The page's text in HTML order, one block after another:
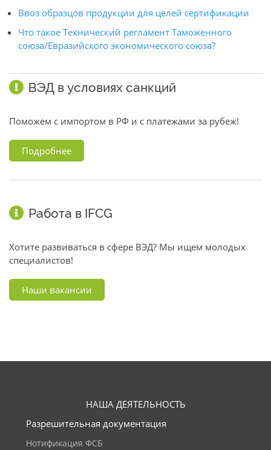
Ввоз образцов продукции для целей сертификации
Что такое Технический регламент Таможенного
союза/Евразийского экономического союза?
ВЭД в условиях санкций
Поможем с импортом в РФ и с платежами за рубеж!
Подробнее
Работа в IFCG
Хотите развиваться в сфере ВЭД? Мы ищем молодых
специалистов!
Наши вакансии
НАША ДЕЯТЕЛЬНОСТЬ
Разрешительная документация
Нотификация ФСБ